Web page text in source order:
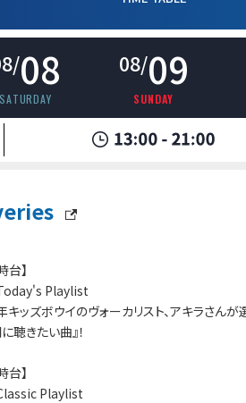
08
SATURDAY
08/09
SUNDAY
台】
Playlist
キッズボウイのヴォーカリスト、アキラさんが
に聴きたい曲』！
台】
Playlist